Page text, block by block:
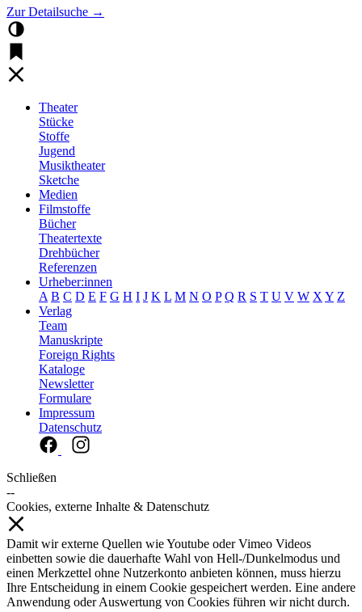
Zur Detailsuche →
Theater
Stücke
Stoffe
Jugend
Musiktheater
Sketche
Medien
Filmstoffe
Bücher
Theatertexte
Drehbücher
Referenzen
Urheber:innen
A B C D E F G H I J K L M N O P Q R S T U V W X Y Z
Verlag
Team
Manuskripte
Foreign Rights
Kataloge
Newsletter
Formulare
Impressum
Datenschutz
Schließen
--
Cookies, externe Inhalte & Datenschutz
Damit wir externe Quellen wie Youtube oder Vimeo Videos
einbetten sowie die dauerhafte Wahl von Hell-/Dunkelmodus und
einen Merkzettel ohne Nutzerkonto anbieten können, muss hierzu
Ihre Entscheidung in einem Cookie gespeichert werden. Eine andere
Anwendung oder Auswertung von Cookies führen wir nicht durch.